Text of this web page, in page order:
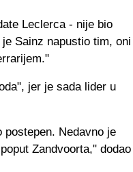
Leclerca - nije bio
Sainz napustio tim, oni
jer je sada lider u
Nedavno je
Zandvoorta," dodao